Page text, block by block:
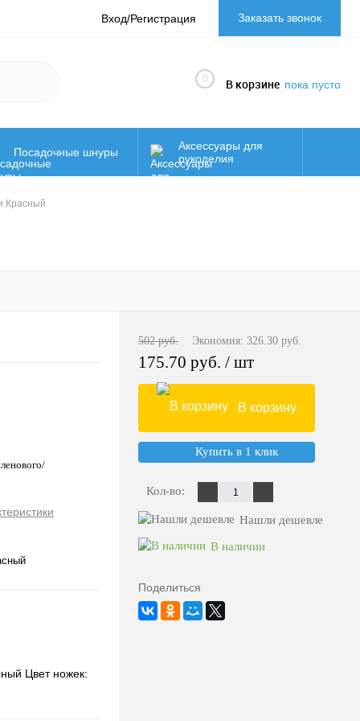
Вход/Регистрация Заказать звонок
0 В корзине пока пусто
Посадочные шнуры
Аксессуары для
рукоделия
НОВИНКИ!!!
Красный
Цвет ножек:
502 руб. Экономия: 326.30 руб.
175.70 руб. / шт
В корзину
Купить в 1 клик
Кол-во:
Нашли дешевле
В наличии
Поделиться